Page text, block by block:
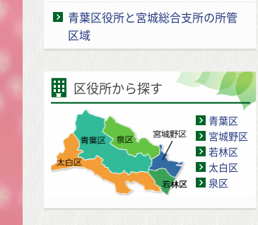
青葉区役所と宮城総合支所の所管
区域
区役所から探す
青葉区
宮城野区
若林区
太白区
泉区